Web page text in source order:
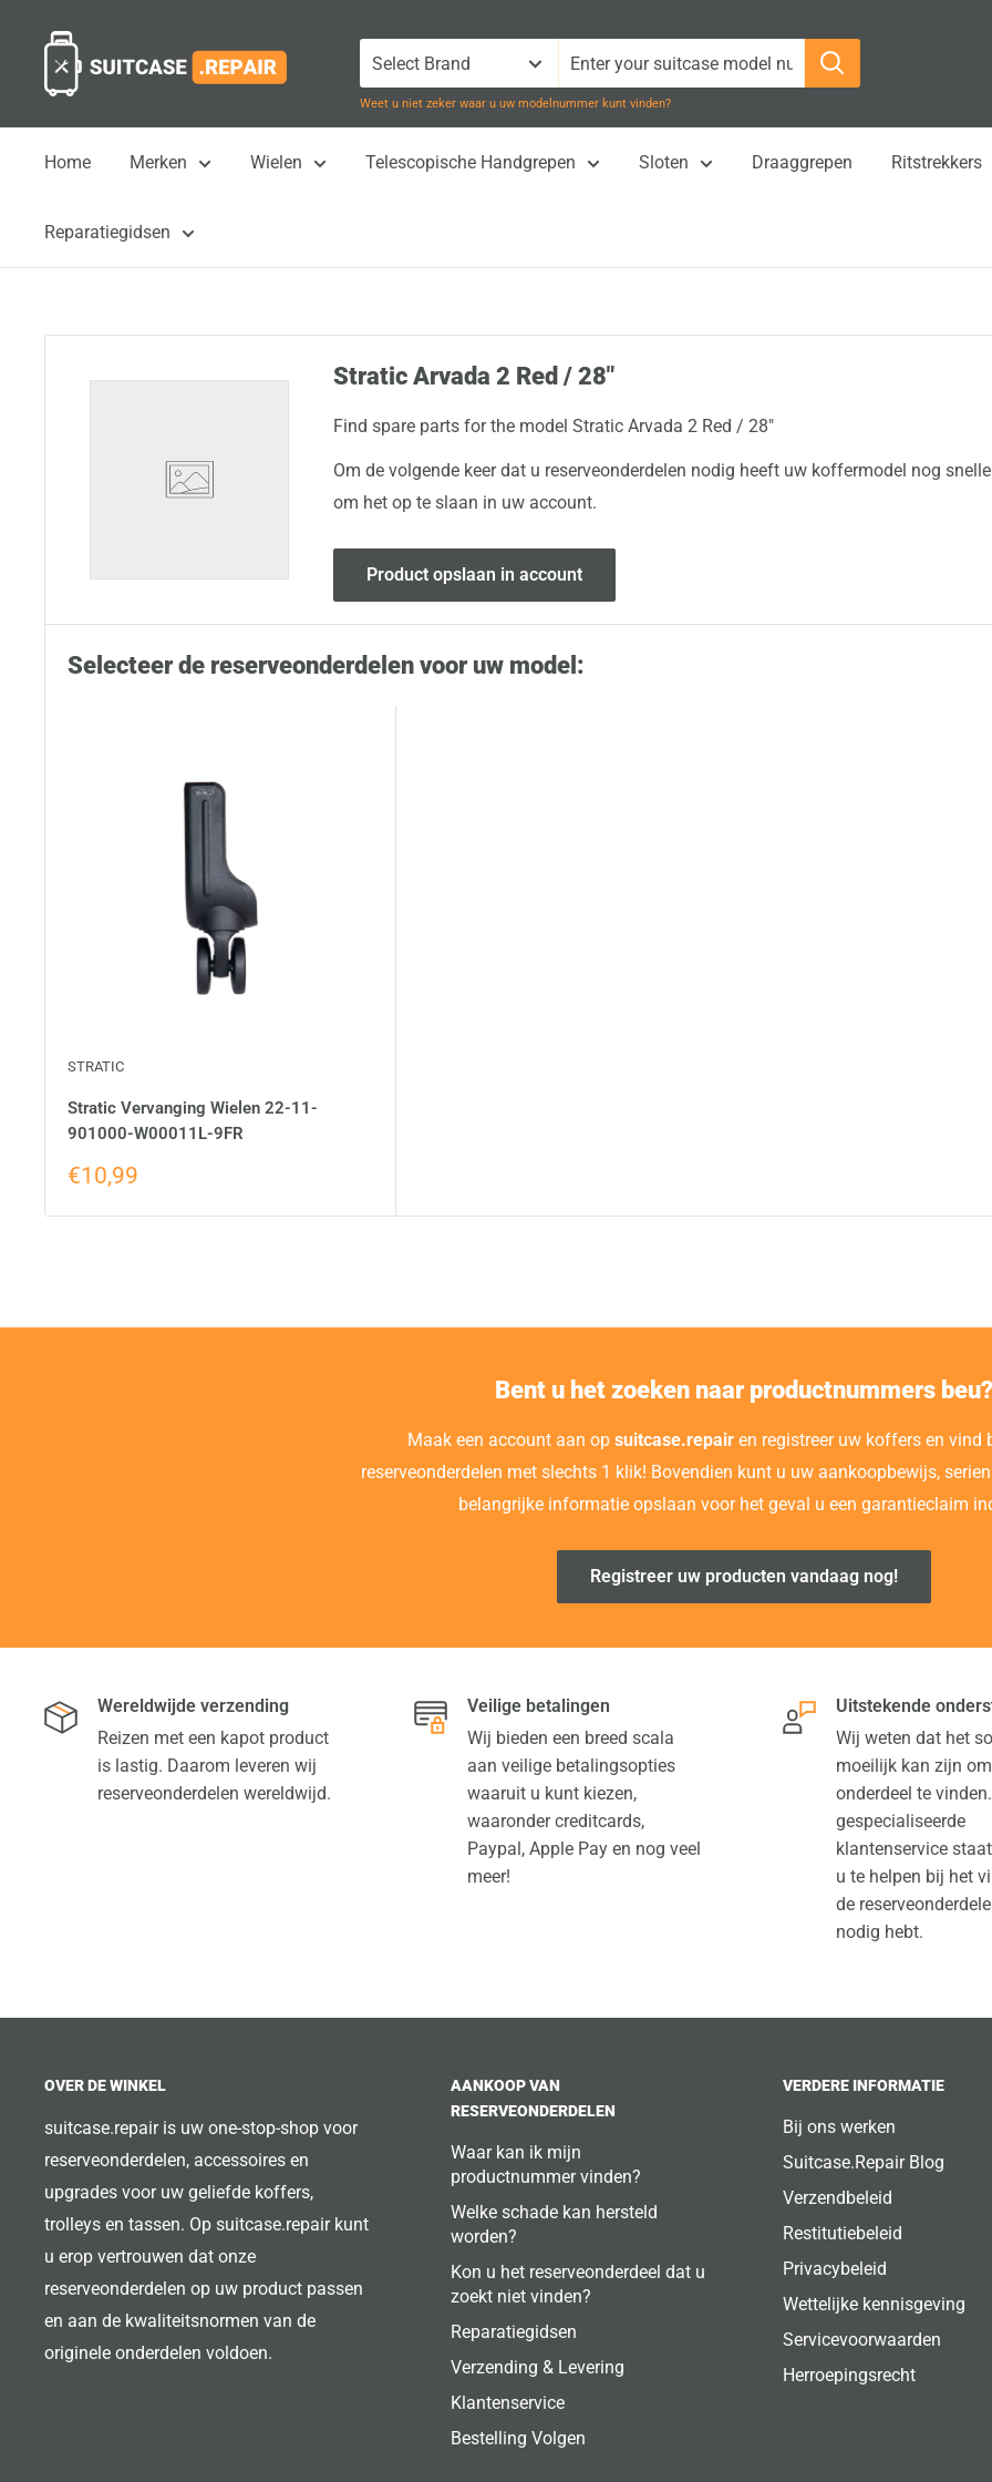
inhoudSuitcase.Repair
Weet u niet zeker waar u uw modelnummer kunt vinden?
Home Merken Wielen Telescopische Handgrepen Sloten Draaggrepen Ritstrekkers
Reparatiegidsen
Stratic Arvada 2 Red / 28"
Find spare parts for the model Stratic Arvada 2 Red / 28"
Om de volgende keer dat u reserveonderdelen nodig heeft uw koffermodel nog
om het op te slaan in uw account.
Product opslaan in account
Selecteer de reserveonderdelen voor uw model:
STRATIC
Stratic Vervanging Wielen 22-11-
901000-W00011L-9FR
€10,99
Bent u het zoeken naar productnummers beu?
Maak een account aan op suitcase.repair en registreer uw koffers en vind
reserveonderdelen met slechts 1 klik! Bovendien kunt u uw aankoopbewijs,
belangrijke informatie opslaan voor het geval u een garantieclaim
Registreer uw producten vandaag nog!
Wereldwijde verzending
Reizen met een kapot product
is lastig. Daarom leveren wij
reserveonderdelen wereldwijd.
Veilige betalingen
Wij bieden een breed scala
aan veilige betalingsopties
waaruit u kunt kiezen,
waaronder creditcards,
Paypal, Apple Pay en nog veel
meer!
Uitstekende
Wij weten dat het
moeilijk kan zijn
onderdeel te
gespecialiseerde
klantenservice
u te helpen bij het
de
nodig hebt.
OVER DE WINKEL
suitcase.repair is uw one-stop-shop voor
reserveonderdelen, accessoires en
upgrades voor uw geliefde koffers,
trolleys en tassen. Op suitcase.repair kunt
u erop vertrouwen dat onze
reserveonderdelen op uw product passen
en aan de kwaliteitsnormen van de
originele onderdelen voldoen.
AANKOOP VAN
RESERVEONDERDELEN
Waar kan ik mijn
productnummer vinden?
Welke schade kan hersteld
worden?
Kon u het reserveonderdeel dat u
zoekt niet vinden?
Reparatiegidsen
Verzending & Levering
Klantenservice
Bestelling Volgen
VERDERE INFORMATIE
Bij ons werken
Suitcase.Repair Blog
Verzendbeleid
Restitutiebeleid
Privacybeleid
Wettelijke kennisgeving
Servicevoorwaarden
Herroepingsrecht